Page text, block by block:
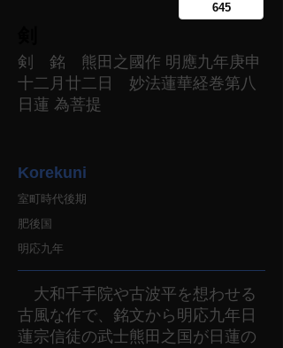
剣 銘 熊田之國作 明應九年庚申
十二月廿二日 妙法蓮華経巻第八
日蓮 為菩提
Korekuni
室町時代後期
肥後国
明応九年
大和千手院や古波平を想わせる
古風な作で、銘文から明応九年日
蓮宗信徒の武士熊田之国が日蓮の